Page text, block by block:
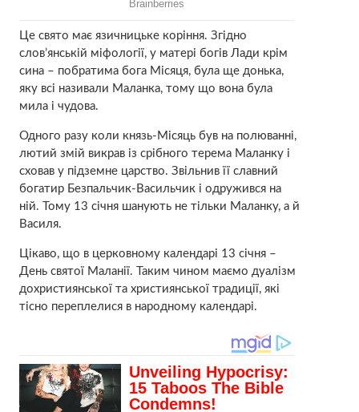
Це свято має язичницьке коріння. Згідно
слов’янській міфології, у матері богів Лади крім
сина – побратима бога Місяця, була ще донька,
яку всі називали Маланка, тому що вона була
мила і чудова.
Одного разу коли князь-Місяць був на полюванні,
лютий змій викрав із срібного терема Маланку і
сховав у підземне царство. Звільнив її славний
богатир Безпальчик-Васильчик і одружився на
ній. Тому 13 січня шанують не тільки Маланку, а й
Василя.
Цікаво, що в церковному календарі 13 січня –
День святої Маланії. Таким чином маємо дуалізм
дохристиянської та християнської традиції, які
тісно переплелися в народному календарі.